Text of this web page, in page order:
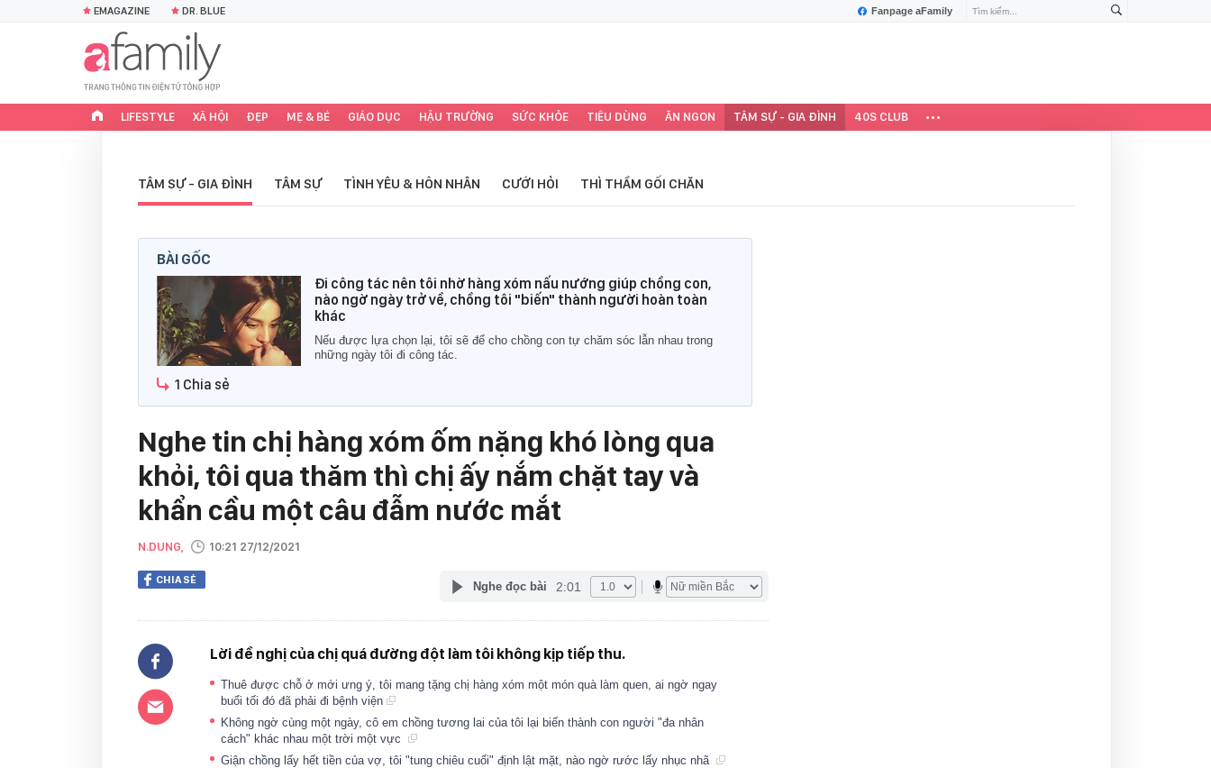
Fanpage aFamily
EMAGAZINE DR. BLUE
LIFESTYLE XÃ HỘI ĐẸP MẸ & BÉ GIÁO DỤC HẬU TRƯỜNG SỨC KHỎE TIÊU DÙNG ĂN NGON TÂM SỰ - GIA ĐÌNH 40S CLUB
TÂM SỰ - GIA ĐÌNH TÂM SỰ TÌNH YÊU & HÔN NHÂN CƯỚI HỎI THÌ THẦM GỐI CHĂN
BÀI GỐC
Đi công tác nên tôi nhờ hàng xóm nấu nướng giúp chồng con,
nào ngờ ngày trở về, chồng tôi "biến" thành người hoàn toàn
khác
Nếu được lựa chọn lại, tôi sẽ để cho chồng con tự chăm sóc lẫn nhau trong
những ngày tôi đi công tác.
1 Chia sẻ
Nghe tin chị hàng xóm ốm nặng khó lòng qua
khỏi, tôi qua thăm thì chị ấy nắm chặt tay và
khẩn cầu một câu đẫm nước mắt
N.DUNG, 10:21 27/12/2021
CHIA SẺ Nghe đọc bài 2:01
Lời đề nghị của chị quá đường đột làm tôi không kịp tiếp thu.
Thuê được chỗ ở mới ưng ý, tôi mang tặng chị hàng xóm một món quà làm quen, ai ngờ ngay
buổi tối đó đã phải đi bệnh viện
Không ngờ cùng một ngày, cô em chồng tương lai của tôi lại biến thành con người "đa nhân
cách" khác nhau một trời một vực
Giận chồng lấy hết tiền của vợ, tôi "tung chiêu cuối" định lật mặt, nào ngờ rước lấy nhục nhã